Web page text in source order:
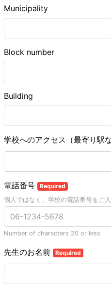
Municipality
Block number
Building
学校へのアクセス（最寄り駅
電話番号 Required
個人ではなく、学校の電話番号をご
Number of characters 20 or less
先生のお名前 Required